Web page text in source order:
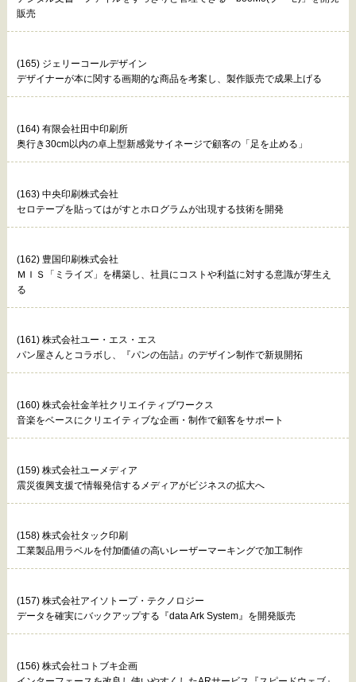
販売
(165) ジェリーコールデザイン
デザイナーが本に関する画期的な商品を考案し、製作販売で成果上げる
(164) 有限会社田中印刷所
奥行き30cm以内の卓上型新感覚サイネージで顧客の「足を止める」
(163) 中央印刷株式会社
セロテープを貼ってはがすとホログラムが出現する技術を開発
(162) 豊国印刷株式会社
ＭＩＳ「ミライズ」を構築し、社員にコストや利益に対する意識が芽生え
る
(161) 株式会社ユー・エス・エス
パン屋さんとコラボし、『パンの缶詰』のデザイン制作で新規開拓
(160) 株式会社金羊社クリエイティブワークス
音楽をベースにクリエイティブな企画・制作で顧客をサポート
(159) 株式会社ユーメディア
震災復興支援で情報発信するメディアがビジネスの拡大へ
(158) 株式会社タック印刷
工業製品用ラベルを付加価値の高いレーザーマーキングで加工制作
(157) 株式会社アイソトープ・テクノロジー
データを確実にバックアップする『data Ark System』を開発販売
(156) 株式会社コトブキ企画